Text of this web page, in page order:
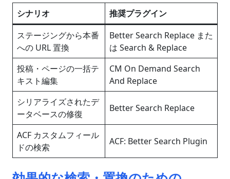
シナリオ
推奨プラグイン
ステージングから本番
への URL 置換
Better Search Replace また
は Search & Replace
投稿・ページの一括テ
キスト編集
CM On Demand Search
And Replace
シリアライズされたデ
ータベースの修復
Better Search Replace
ACF カスタムフィール
ドの検索
ACF: Better Search Plugin